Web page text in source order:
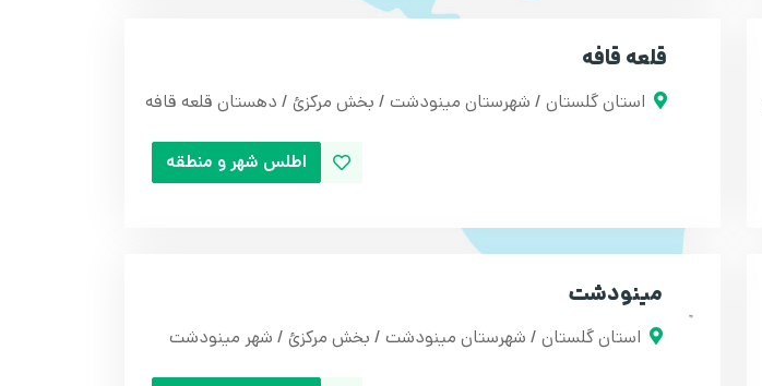
قلعه قافه
استان گلستان / شهرستان مینودشت / بخش مرکزئ / دهستان قلعه قافه
اطلس شهر و منطقه
مینودشت
استان گلستان / شهرستان مینودشت / بخش مرکزئ / شهر مینودشت